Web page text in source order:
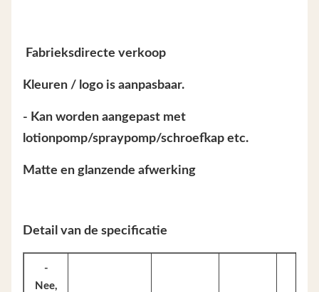
️ Fabrieksdirecte verkoop
Kleuren / logo is aanpasbaar.
- Kan worden aangepast met
lotionpomp/spraypomp/schroefkap etc.
Matte en glanzende afwerking
Detail van de specificatie
-
Nee,